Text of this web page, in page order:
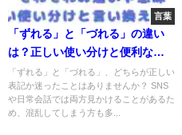
言葉
「ずれる」と「づれる」の違い
は？正しい使い分けと便利な言
い換えを解説！
「ずれる」と「づれる」、どちらが正しい
表記か迷ったことはありませんか？ SNS
や日常会話では両方見かけることがあるた
め、混乱してしまう方も多...